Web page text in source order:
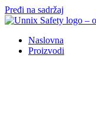
Pređi na sadržaj
Naslovna
Proizvodi